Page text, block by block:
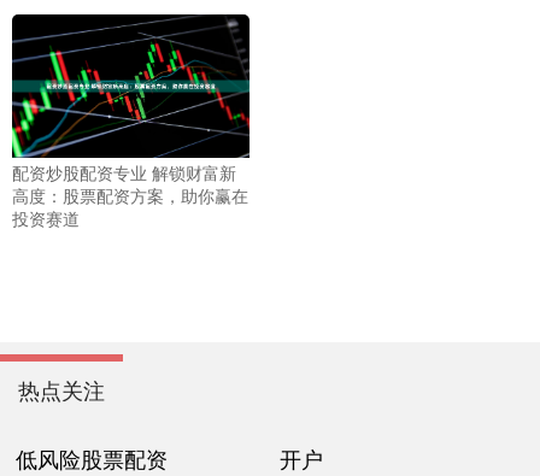
配资炒股配资专业 解锁财富新
高度：股票配资方案，助你赢在
投资赛道
热点关注
低风险股票配资 开户